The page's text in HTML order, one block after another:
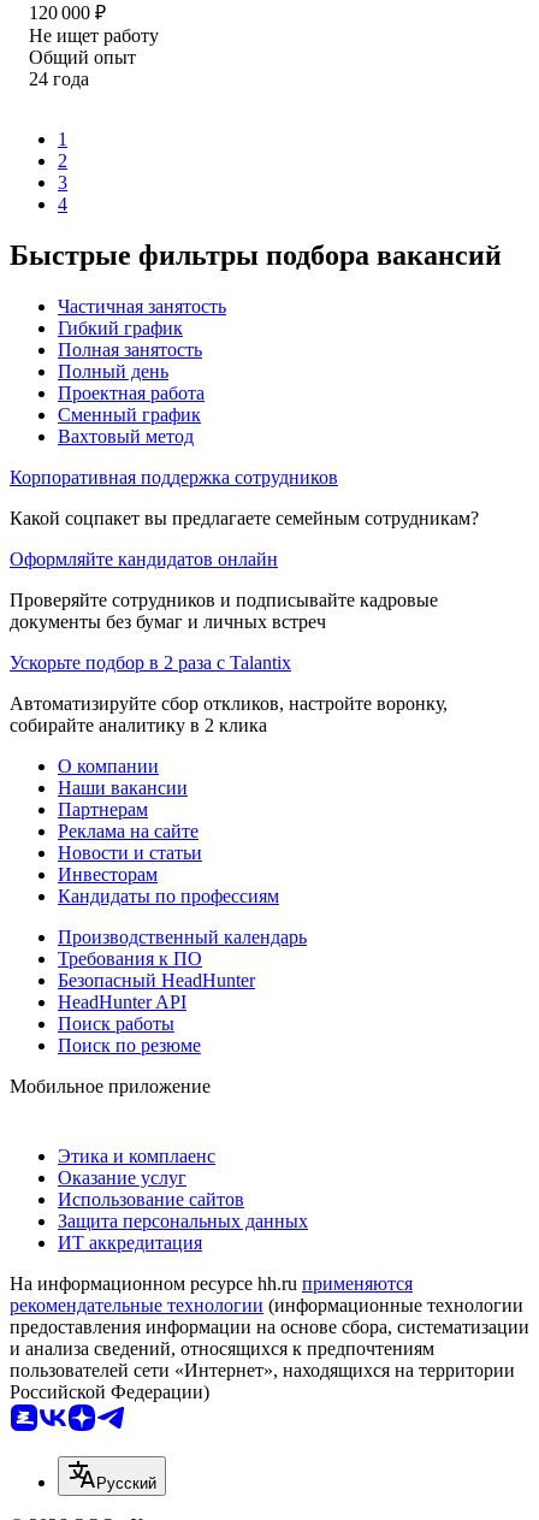
120 000 ₽
Не ищет работу
Общий опыт
24 года
1
2
3
4
Быстрые фильтры подбора вакансий
Частичная занятость
Гибкий график
Полная занятость
Полный день
Проектная работа
Сменный график
Вахтовый метод
Корпоративная поддержка сотрудников
Какой соцпакет вы предлагаете семейным сотрудникам?
Оформляйте кандидатов онлайн
Проверяйте сотрудников и подписывайте кадровые
документы без бумаг и личных встреч
Ускорьте подбор в 2 раза с Talantix
Автоматизируйте сбор откликов, настройте воронку,
собирайте аналитику в 2 клика
О компании
Наши вакансии
Партнерам
Реклама на сайте
Новости и статьи
Инвесторам
Кандидаты по профессиям
Производственный календарь
Требования к ПО
Безопасный HeadHunter
HeadHunter API
Поиск работы
Поиск по резюме
Мобильное приложение
Этика и комплаенс
Оказание услуг
Использование сайтов
Защита персональных данных
ИТ аккредитация
На информационном ресурсе hh.ru применяются
рекомендательные технологии (информационные технологии
предоставления информации на основе сбора, систематизации
и анализа сведений, относящихся к предпочтениям
пользователей сети «Интернет», находящихся на территории
Российской Федерации)
Русский